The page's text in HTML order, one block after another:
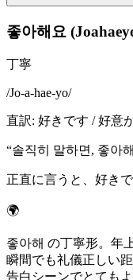
좋아해요
丁寧
/Jo-a-hae-yo/
直訳: 好きです / 好意
“솔직히 말하면, 좋아
正直に言うと、好きで
🌍
좋아해 の丁寧形。年
瞬間でも礼儀正しい
告白シーンでとてもよ